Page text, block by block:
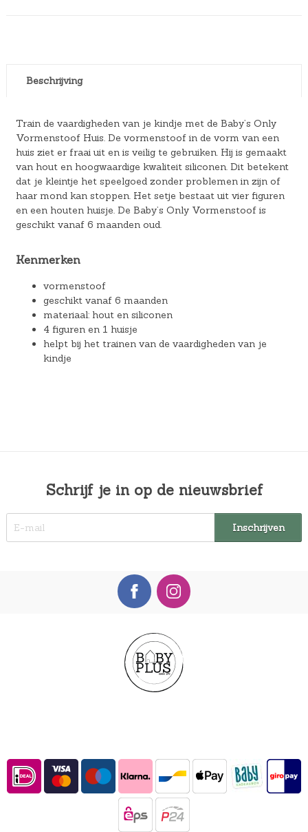
Beschrijving
Train de vaardigheden van je kindje met de Baby’s Only
Vormenstoof Huis. De vormenstoof in de vorm van een
huis ziet er fraai uit en is veilig te gebruiken. Hij is gemaakt
van hout en hoogwaardige kwaliteit siliconen. Dit betekent
dat je kleintje het speelgoed zonder problemen in zijn of
haar mond kan stoppen. Het setje bestaat uit vier figuren
en een houten huisje. De Baby’s Only Vormenstoof is
geschikt vanaf 6 maanden oud.
Kenmerken
vormenstoof
geschikt vanaf 6 maanden
materiaal: hout en siliconen
4 figuren en 1 huisje
helpt bij het trainen van de vaardigheden van je
kindje
Schrijf je in op de nieuwsbrief